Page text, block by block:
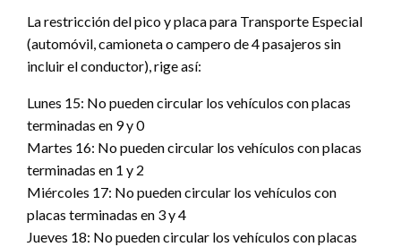
La restricción del pico y placa para Transporte Especial
(automóvil, camioneta o campero de 4 pasajeros sin
incluir el conductor), rige así:
Lunes 15: No pueden circular los vehículos con placas
terminadas en 9 y 0
Martes 16: No pueden circular los vehículos con placas
terminadas en 1 y 2
Miércoles 17: No pueden circular los vehículos con
placas terminadas en 3 y 4
Jueves 18: No pueden circular los vehículos con placas